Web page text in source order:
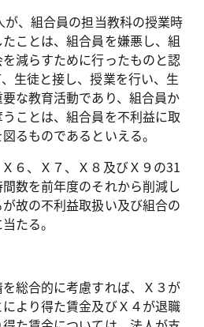
、組合員の担当教科の授業時
ことは、組合員を嫌悪し、組
減らすために行ったものと認
生徒と接し、授業を行い、生
な教育活動であり、組合員か
ことは、組合員を不利益に取
るものであるといえる。
６、Ｘ７、Ｘ８及びＸ９の31
数を前年度のそれから削減し
故の不利益取扱い及び組合の
たる。
総合的に考慮すれば、Ｘ３が
より得た賃金及びＸ４が退職